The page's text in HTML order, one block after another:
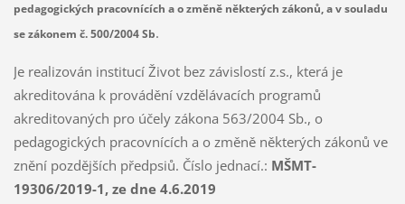
pedagogických pracovnících a o změně některých zákonů, a v souladu
se zákonem č. 500/2004 Sb.
Je realizován institucí Život bez závislostí z.s., která je
akreditována k provádění vzdělávacích programů
akreditovaných pro účely zákona 563/2004 Sb., o
pedagogických pracovnících a o změně některých zákonů ve
znění pozdějších předpsiů. Číslo jednací.: MŠMT-
19306/2019-1, ze dne 4.6.2019